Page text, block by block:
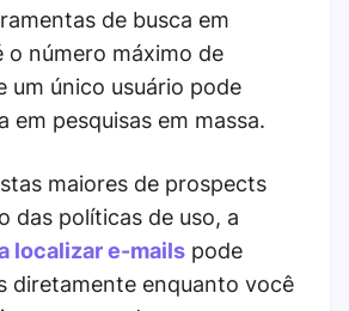
de busca em
o número máximo de
um único usuário pode
em pesquisas em massa.
maiores de prospects
das políticas de uso, a
localizar e-mails pode
diretamente enquanto você